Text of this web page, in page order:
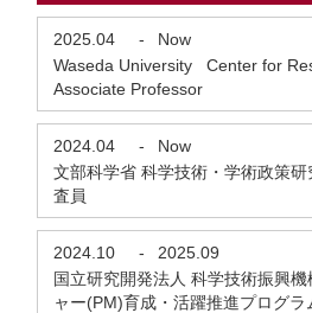
2025.04 -
Now
Waseda University Center for
Associate Professor
2024.04 -
Now
文部科学省 科学技術・学術政策
査員
2024.10 -
2025.09
国立研究開発法人 科学技術振興
ャー(PM)育成・活躍推進プログラ